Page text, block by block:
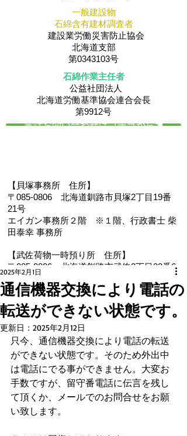
一般建設物
石綿含有建材調査者
建設業労働災害防止協会
北海道支部
第0343103号
石綿作業主任者
公益社団法人
​北海道労働基準協会連合会長
第9912号
電話お問い合わせはコチラから☚
【貝塚事務所 住所】
〒085-0806 北海道釧路市貝塚2丁目19番
21号
エイガン事務所２階
※１階、 行政書士 柴
田泰幸 事務所
【武佐荷物一時預り所 住所】
〒085-0806 北海道釧路市武佐2丁目22番6
【電 話・FAX】 ０１５４－３５－０９８７
【メール】 eigan@ab.auone-net.jp
【営業時間】 ９：００～１８：００
【定休日】 日曜､祝日
【インボイス登録番号】T1810632866930
【氏名又は名称】早坂昭平
メールお問い合わせはコチラから ☚
通信機器交換により電話の
転送ができない状態です。
2025年2月1日
更新日： 2025年2月12日
只今、通信機器交換により電話の転送
ができない状態です。そのため外出中
は電話にでる事ができません。大変お
手数ですが、留守番電話に伝言を残し
て頂くか、メールでのお問合せをお願
い致します。